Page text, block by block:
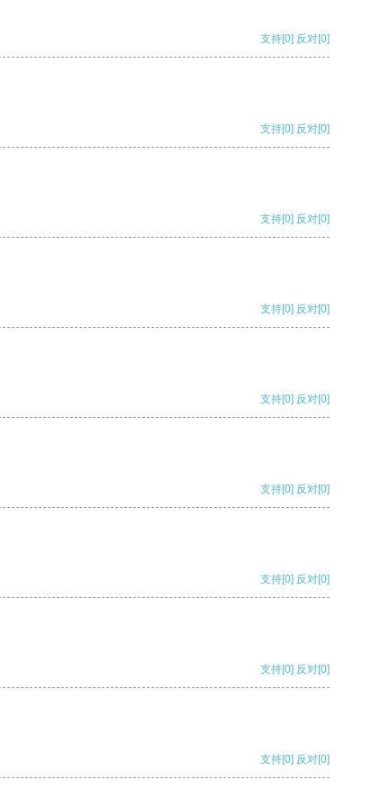
支持[0] 反对[0]
支持[0] 反对[0]
支持[0] 反对[0]
支持[0] 反对[0]
支持[0] 反对[0]
支持[0] 反对[0]
支持[0] 反对[0]
支持[0] 反对[0]
支持[0] 反对[0]